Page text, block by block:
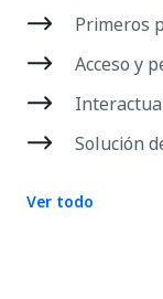
Primeros
Acceso y
Solución
Ver todo